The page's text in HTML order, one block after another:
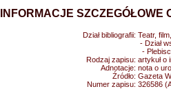
INFORMACJE SZCZEGÓŁOWE
Dział bibliografii: Teatr,
- Dział
-
Rodzaj zapisu: artykuł o
Adnotacje: nota o
Źródło: Gazeta
Numer zapisu: 326586